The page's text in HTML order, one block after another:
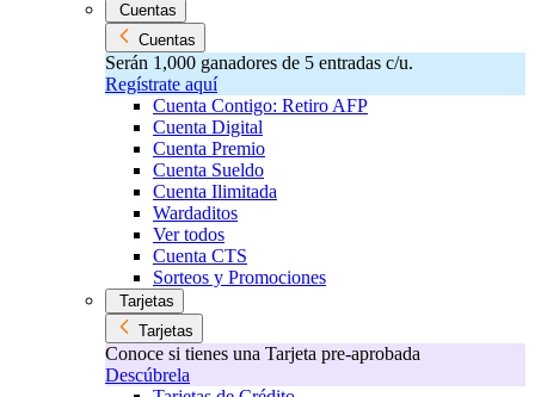
Cuentas
Cuentas
Serán 1,000 ganadores de 5 entradas c/u.
Regístrate aquí
Cuenta Contigo: Retiro AFP
Cuenta Digital
Cuenta Premio
Cuenta Sueldo
Cuenta Ilimitada
Wardaditos
Ver todos
Cuenta CTS
Sorteos y Promociones
Tarjetas
Tarjetas
Conoce si tienes una Tarjeta pre-aprobada
Descúbrela